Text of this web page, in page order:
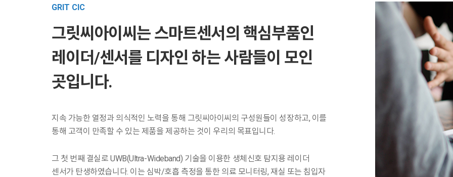
그릿씨아이씨는 스마트센서의 핵심부품인
레이더/센서를 디자인 하는 사람들이 모인
곳입니다.
지속 가능한 열정과 의식적인 노력을 통해 그릿씨아이씨의 구성원들이 성장하고, 이를
통해 고객이 만족할 수 있는 제품을 제공하는 것이 우리의 목표입니다.
그 첫 번째 결실로 UWB(Ultra-Wideband) 기술을 이용한 생체신호 탐지용 레이더
센서가 탄생하였습니다. 이는 심박/호흡 측정을 통한 의료 모니터링, 재실 또는 침입자